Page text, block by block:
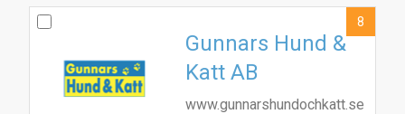
Gunnars Hund &
Katt AB
www.gunnarshundochkatt.se
8